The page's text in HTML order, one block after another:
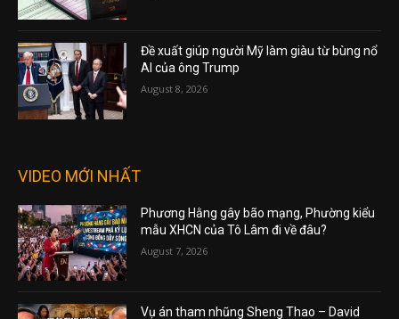
Đề xuất giúp người Mỹ làm giàu từ bùng nổ
AI của ông Trump
August 8, 2026
VIDEO MỚI NHẤT
Phương Hằng gây bão mạng, Phường kiểu
mẫu XHCN của Tô Lâm đi về đâu?
August 7, 2026
Vụ án tham nhũng Sheng Thao – David